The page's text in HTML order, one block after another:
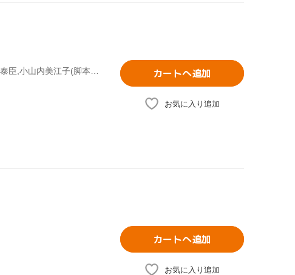
カートへ追加
お気に入り追加
カートへ追加
お気に入り追加